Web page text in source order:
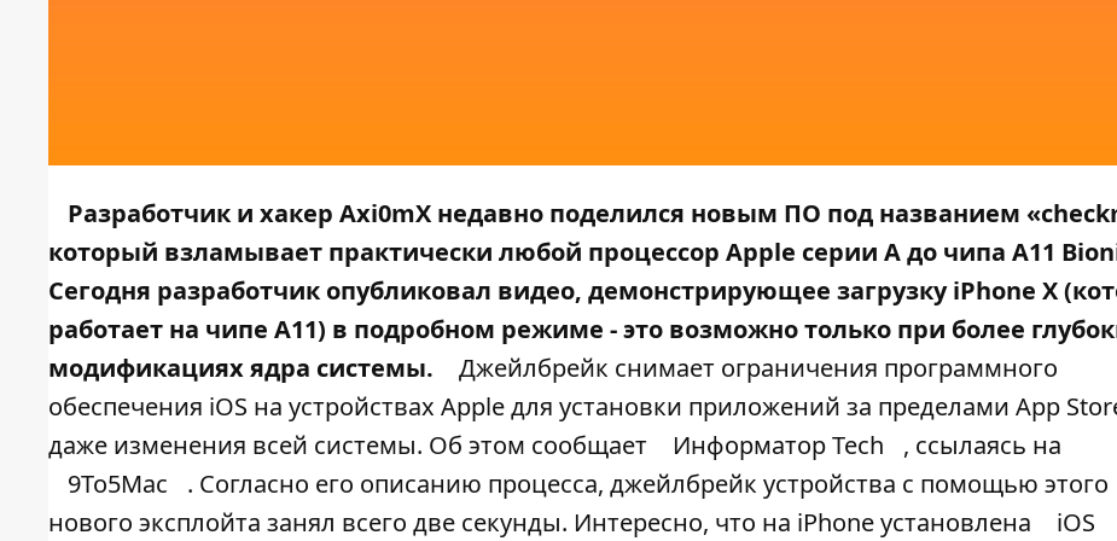
Разработчик и хакер Axi0mX недавно поделился новым ПО под названием
который взламывает практически любой процессор Apple серии A до чипа A11
Сегодня разработчик опубликовал видео, демонстрирующее загрузку iPhone X
работает на чипе A11) в подробном режиме - это возможно только при более
модификациях ядра системы.
Джейлбрейк снимает ограничения программного
обеспечения iOS на устройствах Apple для установки приложений за пределами App
даже изменения всей системы. Об этом сообщает
Информатор Tech
, ссылаясь на
9To5Mac
. Согласно его описанию процесса, джейлбрейк устройства с помощью этого
нового эксплойта занял всего две секунды. Интересно, что на iPhone установлена
iOS